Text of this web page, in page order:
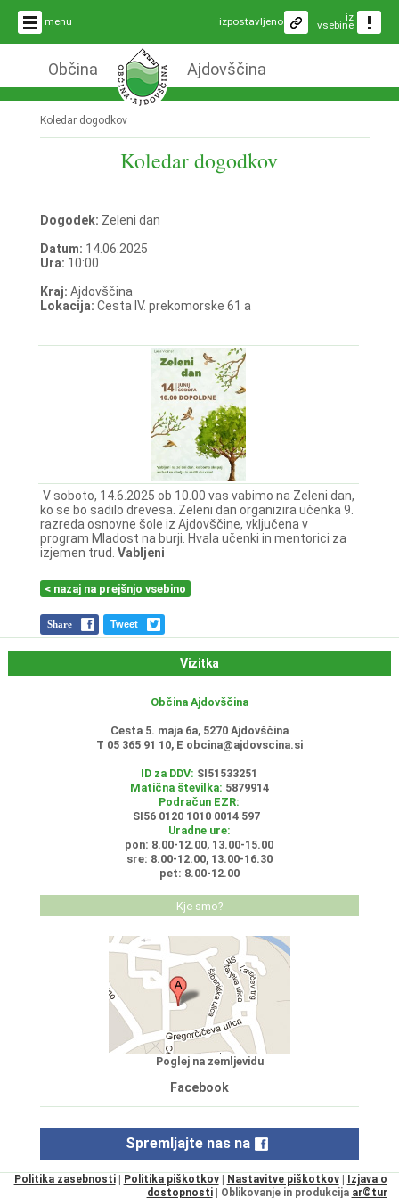
menu iz
vsebine
izpostavljeno
Občina Ajdovščina
Koledar dogodkov
Koledar dogodkov
Dogodek: Zeleni dan
Datum: 14.06.2025
Ura: 10:00
Kraj: Ajdovščina
Lokacija: Cesta IV. prekomorske 61 a
V soboto, 14.6.2025 ob 10.00 vas vabimo na Zeleni dan,
ko se bo sadilo drevesa. Zeleni dan organizira učenka 9.
razreda osnovne šole iz Ajdovščine, vključena v
program Mladost na burji. Hvala učenki in mentorici za
izjemen trud. Vabljeni
< nazaj na prejšnjo vsebino
Share Tweet
Vizitka
Občina Ajdovščina
Cesta 5. maja 6a, 5270 Ajdovščina
T 05 365 91 10, E obcina@ajdovscina.si
ID za DDV: SI51533251
Matična številka: 5879914
Podračun EZR:
SI56 0120 1010 0014 597
Uradne ure:
pon: 8.00-12.00, 13.00-15.00
sre: 8.00-12.00, 13.00-16.30
pet: 8.00-12.00
Kje smo?
Poglej na zemljevidu
Facebook
Spremljajte nas na
Politika zasebnosti| Politika piškotkov| Nastavitve piškotkov|
Izjava o
dostopnosti| Oblikovanje in produkcija ar©tur